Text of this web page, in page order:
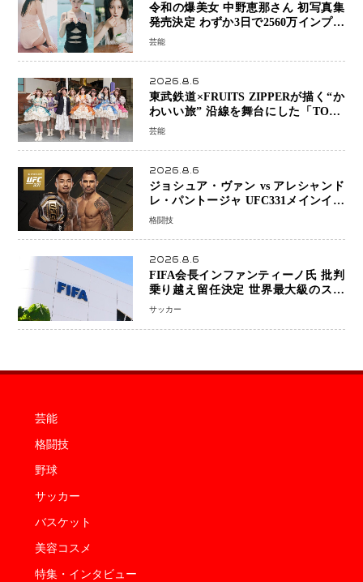
令和の爆美女 中野恵那さん 初写真集
発売決定 わずか3日で2560万インプレ
ッションを記録した話題の美貌を凝縮
芸能
2026.8.6
東武鉄道×FRUITS ZIPPERが描く“か
わいい旅” 沿線を舞台にした「TOBU
KAWAII PROJECT」が開幕
芸能
2026.8.6
ジョシュア・ヴァン vs アレシャンド
レ・パントージャ UFC331メインイベ
ントで再戦決定 「完全決着」に世界
格闘技
2026.8.6
FIFA会長インファンティーノ氏 批判
乗り越え留任決定 世界最大級のスポ
ーツ組織を支える「権威」は揺るがず
サッカー
芸能
格闘技
野球
サッカー
バスケット
美容コスメ
特集・インタビュー